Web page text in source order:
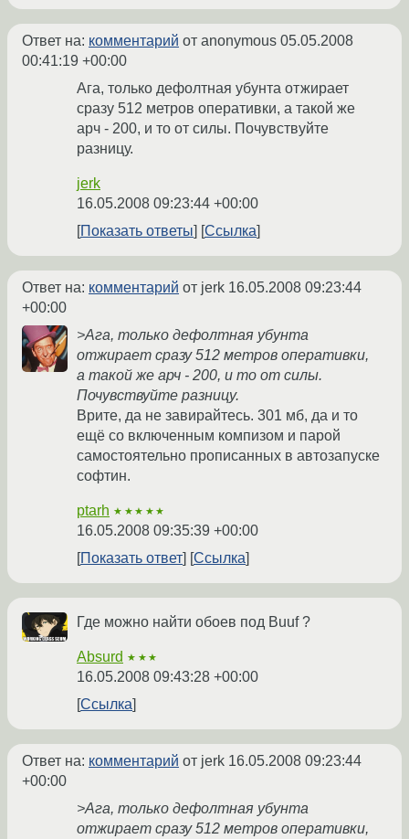
Ответ на: комментарий от anonymous 05.05.2008
00:41:19 +00:00
Ага, только дефолтная убунта отжирает
сразу 512 метров оперативки, а такой же
арч - 200, и то от силы. Почувствуйте
разницу.
jerk
16.05.2008 09:23:44 +00:00
Показать ответы
Ссылка
Ответ на: комментарий от jerk 16.05.2008 09:23:44
+00:00
>Ага, только дефолтная убунта
отжирает сразу 512 метров оперативки,
а такой же арч - 200, и то от силы.
Почувствуйте разницу.
Врите, да не завирайтесь. 301 мб, да и то
ещё со включенным компизом и парой
самостоятельно прописанных в автозапуске
софтин.
ptarh ★★★★★
16.05.2008 09:35:39 +00:00
Показать ответ
Ссылка
Где можно найти обоев под Buuf ?
Absurd ★★★
16.05.2008 09:43:28 +00:00
Ссылка
Ответ на: комментарий от jerk 16.05.2008 09:23:44
+00:00
>Ага, только дефолтная убунта
отжирает сразу 512 метров оперативки,